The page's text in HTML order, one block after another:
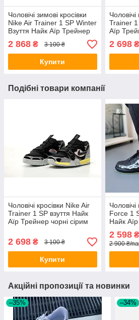
Чоловічі зимові кросівки
Nike Air Trainer 1 SP Winter
Взуття Найк Аїр Трейнер
на хутрі теплі
2 868 ₴ 3 100 ₴
Купити
Trainer 1
Аїр
весна
2 698₴
Подібні товари компанії
Чоловічі кросівки Nike Air
Trainer 1 SP взуття Найк
Аїр Трейнер чорні сірим
2 698 ₴ 3 100 ₴
Купити
Force 1
Найк
2 598
2 900 ₴/
Акційні пропозиції та новинки
–35% –34%